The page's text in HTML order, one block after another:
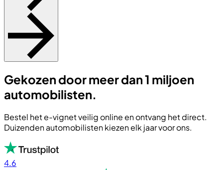
Gekozen door meer dan 1 miljoen
automobilisten.
Bestel het e-vignet veilig online en ontvang het direct.
Duizenden automobilisten kiezen elk jaar voor ons.
4.6